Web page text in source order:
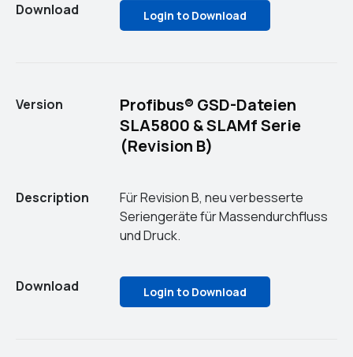
Download Login to Download
Version
Profibus® GSD-Dateien
SLA5800 & SLAMf Serie
(Revision B)
Description
Für Revision B, neu verbesserte
Seriengeräte für Massendurchfluss
und Druck.
Download Login to Download